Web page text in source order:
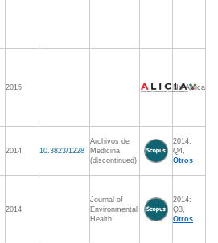
2015 No Aplica
2014 10.3823/1228
Archivos de
Medicina
(discontinued)
2014:
Q4,
Otros
2014
Journal of
Environmental
Health
2014:
Q3,
Otros